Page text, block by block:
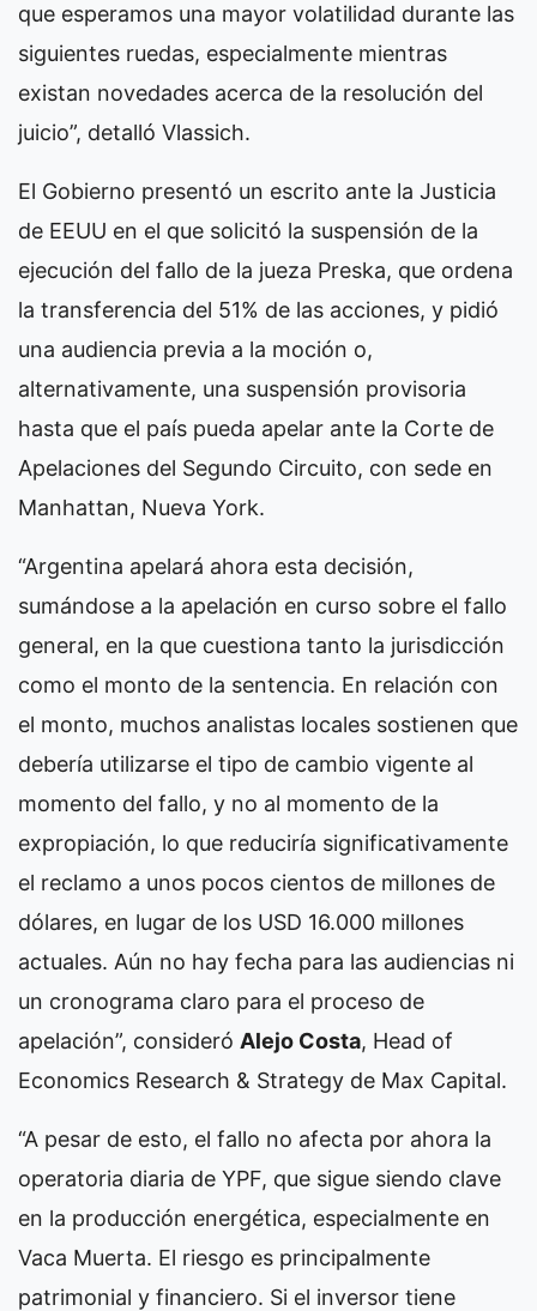
que esperamos una mayor volatilidad durante las
siguientes ruedas, especialmente mientras
existan novedades acerca de la resolución del
juicio”, detalló Vlassich.
El Gobierno presentó un escrito ante la Justicia
de EEUU en el que solicitó la suspensión de la
ejecución del fallo de la jueza Preska, que ordena
la transferencia del 51% de las acciones, y pidió
una audiencia previa a la moción o,
alternativamente, una suspensión provisoria
hasta que el país pueda apelar ante la Corte de
Apelaciones del Segundo Circuito, con sede en
Manhattan, Nueva York.
“Argentina apelará ahora esta decisión,
sumándose a la apelación en curso sobre el fallo
general, en la que cuestiona tanto la jurisdicción
como el monto de la sentencia. En relación con
el monto, muchos analistas locales sostienen que
debería utilizarse el tipo de cambio vigente al
momento del fallo, y no al momento de la
expropiación, lo que reduciría significativamente
el reclamo a unos pocos cientos de millones de
dólares, en lugar de los USD 16.000 millones
actuales. Aún no hay fecha para las audiencias ni
un cronograma claro para el proceso de
apelación”, consideró Alejo Costa, Head of
Economics Research & Strategy de Max Capital.
“A pesar de esto, el fallo no afecta por ahora la
operatoria diaria de YPF, que sigue siendo clave
en la producción energética, especialmente en
Vaca Muerta. El riesgo es principalmente
patrimonial y financiero. Si el inversor tiene